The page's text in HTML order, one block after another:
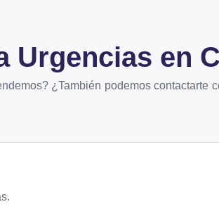
Urgencias en
¿También podemos contactarte